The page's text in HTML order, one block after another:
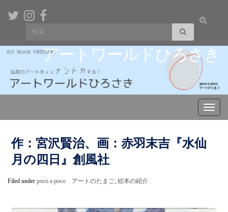
Toggle
form
Search for:
アートワールドひろさき
作：宮沢賢治、画：赤羽末吉『水仙
月の四日』創風社
Filed under poco a poco アートのたまご 絵本の紹介